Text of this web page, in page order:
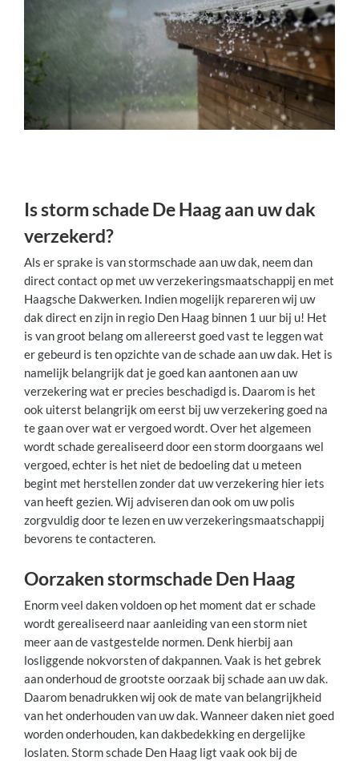
Is storm schade De Haag aan uw dak
verzekerd?
Als er sprake is van stormschade aan uw dak, neem dan
direct contact op met uw verzekeringsmaatschappij en met
Haagsche Dakwerken. Indien mogelijk repareren wij uw
dak direct en zijn in regio Den Haag binnen 1 uur bij u! Het
is van groot belang om allereerst goed vast te leggen wat
er gebeurd is ten opzichte van de schade aan uw dak. Het is
namelijk belangrijk dat je goed kan aantonen aan uw
verzekering wat er precies beschadigd is. Daarom is het
ook uiterst belangrijk om eerst bij uw verzekering goed na
te gaan over wat er vergoed wordt. Over het algemeen
wordt schade gerealiseerd door een storm doorgaans wel
vergoed, echter is het niet de bedoeling dat u meteen
begint met herstellen zonder dat uw verzekering hier iets
van heeft gezien. Wij adviseren dan ook om uw polis
zorgvuldig door te lezen en uw verzekeringsmaatschappij
bevorens te contacteren.
Oorzaken stormschade Den Haag
Enorm veel daken voldoen op het moment dat er schade
wordt gerealiseerd naar aanleiding van een storm niet
meer aan de vastgestelde normen. Denk hierbij aan
losliggende nokvorsten of dakpannen. Vaak is het gebrek
aan onderhoud de grootste oorzaak bij schade aan uw dak.
Daarom benadrukken wij ook de mate van belangrijkheid
van het onderhouden van uw dak. Wanneer daken niet goed
worden onderhouden, kan dakbedekking en dergelijke
loslaten. Storm schade Den Haag ligt vaak ook bij de